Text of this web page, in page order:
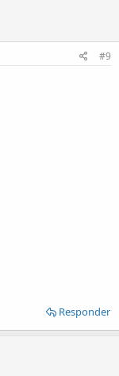
#9
Responder